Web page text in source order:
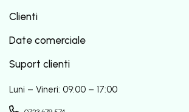
Clienti
Date comerciale
Suport clienti
Luni – Vineri: 09:00 – 17:00